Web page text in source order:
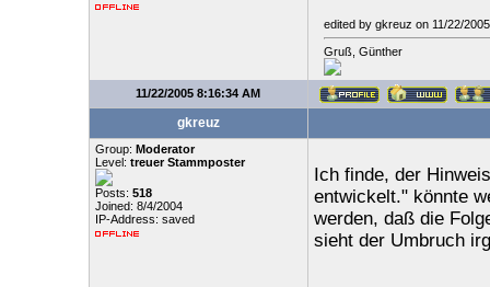
edited by gkreuz on 11/22/
Gruß, Günther
11/22/2005 8:16:34 AM
gkreuz
Group: Moderator
Level: treuer Stammposter
Posts: 518
Joined: 8/4/2004
IP-Address: saved
Ich finde, der
entwickelt." könnte
werden, daß die
sieht der Umbruch